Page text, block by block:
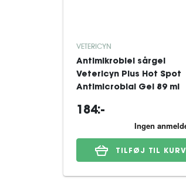
VETERICYN
Antimikrobiel sårgel
Vetericyn Plus Hot Spot
Antimicrobial Gel 89 ml
184:-
TILFØJ TIL KURV